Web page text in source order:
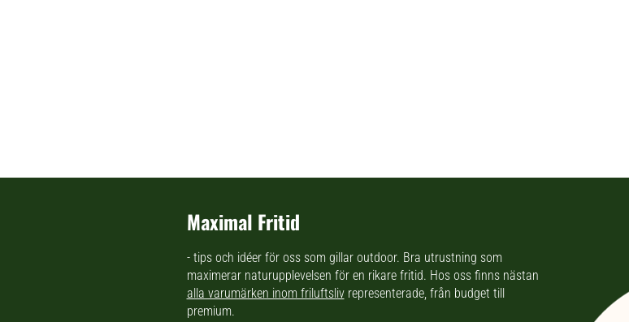
Maximal Fritid
- tips och idéer för oss som gillar outdoor. Bra utrustning som
maximerar naturupplevelsen för en rikare fritid. Hos oss finns nästan
alla varumärken inom friluftslivrepresenterade, från budget till
premium.